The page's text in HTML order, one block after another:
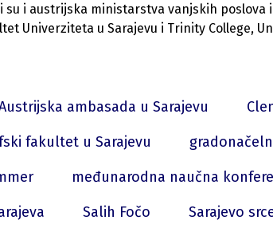
i austrijska ministarstva vanjskih poslova
Univerziteta u Sarajevu i Trinity College,
ambasada u Sarajevu
fakultet u Sarajevu
međunarodna naučna
Salih Fočo
Sarajevo